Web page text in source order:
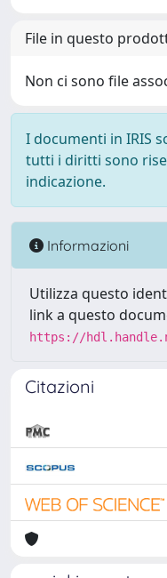
File in questo
Non ci sono file
I documenti in IRIS
tutti i diritti sono
indicazione.
Informazioni
Utilizza questo
link a questo
https://
Citazioni